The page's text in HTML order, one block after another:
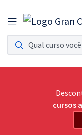
Assinatura
Acesso a todos os cursos.
Assinatura OAB
Acesso ilimitado a toda
Residências
cursos